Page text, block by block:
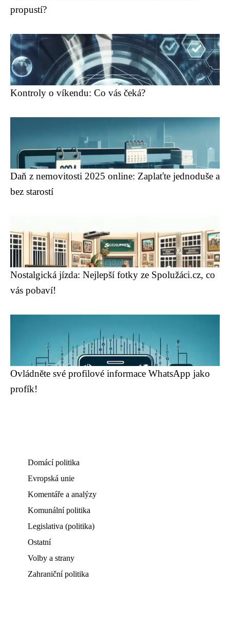
propustí?
Kontroly o víkendu: Co vás čeká?
Daň z nemovitosti 2025 online: Zaplaťte jednoduše a
bez starostí
Nostalgická jízda: Nejlepší fotky ze Spolužáci.cz, co
vás pobaví!
Ovládněte své profilové informace WhatsApp jako
profík!
Domácí politika
Evropská unie
Komentáře a analýzy
Komunální politika
Legislativa (politika)
Ostatní
Volby a strany
Zahraniční politika